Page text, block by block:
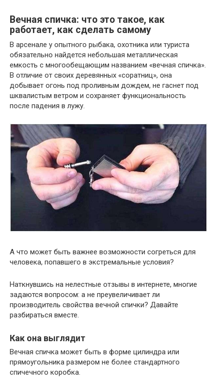
Вечная спичка: что это такое, как
работает, как сделать самому
В арсенале у опытного рыбака, охотника или туриста
обязательно найдется небольшая металлическая
емкость с многообещающим названием «вечная спичка».
В отличие от своих деревянных «соратниц», она
добывает огонь под проливным дождем, не гаснет под
шквалистым ветром и сохраняет функциональность
после падения в лужу.
А что может быть важнее возможности согреться для
человека, попавшего в экстремальные условия?
Наткнувшись на нелестные отзывы в интернете, многие
задаются вопросом: а не преувеличивает ли
производитель свойства вечной спички? Давайте
разбираться вместе.
Как она выглядит
Вечная спичка может быть в форме цилиндра или
прямоугольника размером не более стандартного
спичечного коробка.